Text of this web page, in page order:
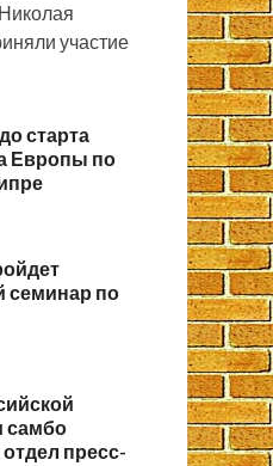
участие
старта
Европы по
семинар по
самбо
пресс-